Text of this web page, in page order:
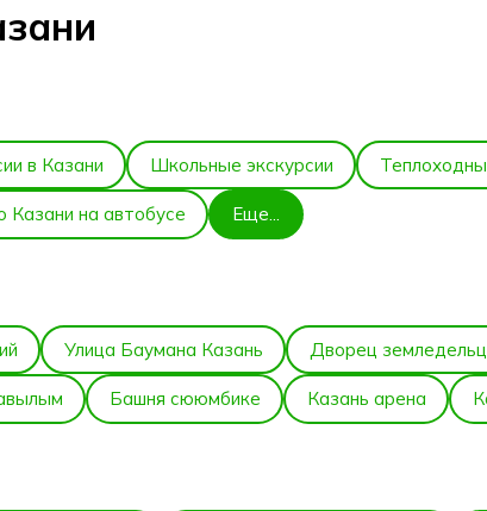
в Казани Школьные экскурсии
Казани на автобусе Еще...
Улица Баумана Казань Дворец
Башня сююмбике Казань арена